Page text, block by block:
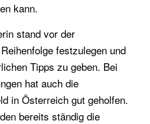
kann.
stand vor der
festzulegen und
Tipps zu geben. Bei
hat auch die
in Österreich gut geholfen.
bereits ständig die